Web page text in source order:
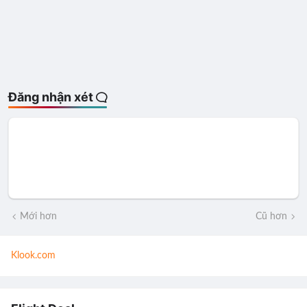
Đăng nhận xét
Mới hơn Cũ hơn
Klook.com